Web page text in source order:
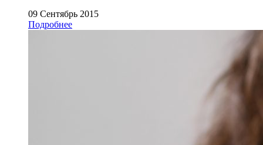
09 Сентябрь 2015
Подробнее